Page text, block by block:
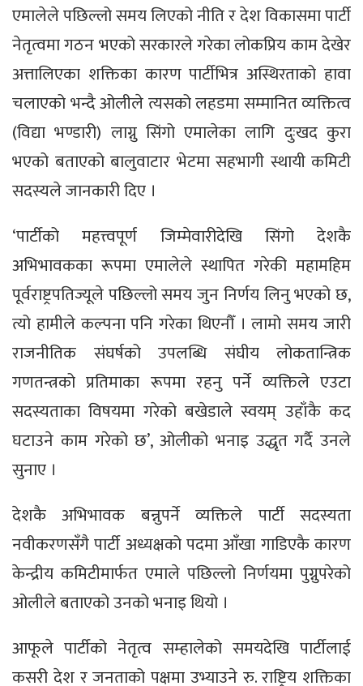
एमालेले पछिल्लो समय लिएको नीति र देश विकासमा पार्टी
नेतृत्वमा गठन भएको सरकारले गरेका लोकप्रिय काम देखेर
अत्तालिएका शक्तिका कारण पार्टीभित्र अस्थिरताको हावा
चलाएको भन्दै ओलीले त्यसको लहडमा सम्मानित व्यक्तित्व
(विद्या भण्डारी) लाग्नु सिंगो एमालेका लागि दुःखद कुरा
भएको बताएको बालुवाटार भेटमा सहभागी स्थायी कमिटी
सदस्यले जानकारी दिए ।
‘पार्टीको महत्त्वपूर्ण जिम्मेवारीदेखि सिंगो देशकै
अभिभावकका रूपमा एमालेले स्थापित गरेकी महामहिम
पूर्वराष्ट्रपतिज्यूले पछिल्लो समय जुन निर्णय लिनु भएको छ,
त्यो हामीले कल्पना पनि गरेका थिएनौँ । लामो समय जारी
राजनीतिक संघर्षको उपलब्धि संघीय लोकतान्त्रिक
गणतन्त्रको प्रतिमाका रूपमा रहनु पर्ने व्यक्तिले एउटा
सदस्यताका विषयमा गरेको बखेडाले स्वयम् उहाँकै कद
घटाउने काम गरेको छ’, ओलीको भनाइ उद्धृत गर्दै उनले
सुनाए ।
देशकै अभिभावक बन्नुपर्ने व्यक्तिले पार्टी सदस्यता
नवीकरणसँगै पार्टी अध्यक्षको पदमा आँखा गाडिएकै कारण
केन्द्रीय कमिटीमार्फत एमाले पछिल्लो निर्णयमा पुग्नुपरेको
ओलीले बताएको उनको भनाइ थियो ।
आफूले पार्टीको नेतृत्व सम्हालेको समयदेखि पार्टीलाई
कसरी देश र जनताको पक्षमा उभ्याउने रु. राष्ट्रिय शक्तिका